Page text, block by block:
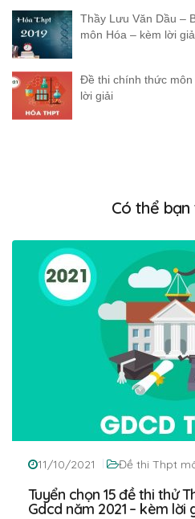
Thầy Lưu Văn Dầu –
môn Hóa – kèm lời
Đề thi chính thức môn
lời giải
Có thể bạn
11/10/2021 Đề thi Thpt
Tuyển chọn 15 đề thi thử
Gdcd năm 2021 – kèm lời